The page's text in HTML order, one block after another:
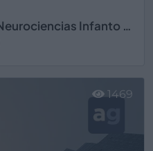
NEUROPSIPE Centro de Neurociencias Infanto Juvenil
1469